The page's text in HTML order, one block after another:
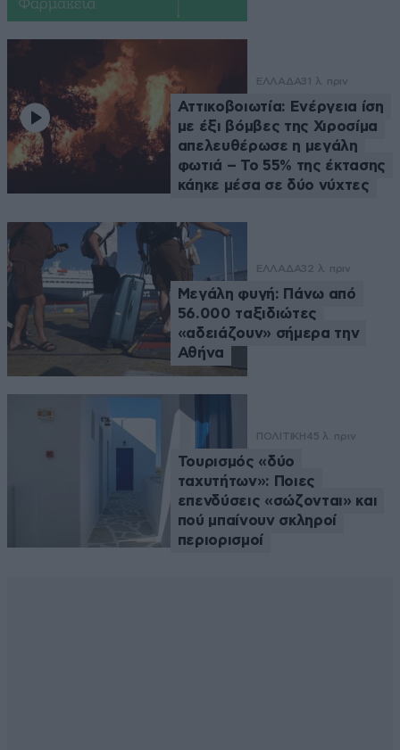
ΕΛΛΑΔΑ31 λ. πριν
Αττικοβοιωτία: Ενέργεια ίση
με έξι βόμβες της Χιροσίμα
απελευθέρωσε η μεγάλη
φωτιά – Το 55% της έκτασης
κάηκε μέσα σε δύο νύχτες
ΕΛΛΑΔΑ32 λ. πριν
Μεγάλη φυγή: Πάνω από
56.000 ταξιδιώτες
«αδειάζουν» σήμερα την
Αθήνα
ΠΟΛΙΤΙΚΗ45 λ. πριν
Τουρισμός «δύο
ταχυτήτων»: Ποιες
επενδύσεις «σώζονται» και
πού μπαίνουν σκληροί
περιορισμοί